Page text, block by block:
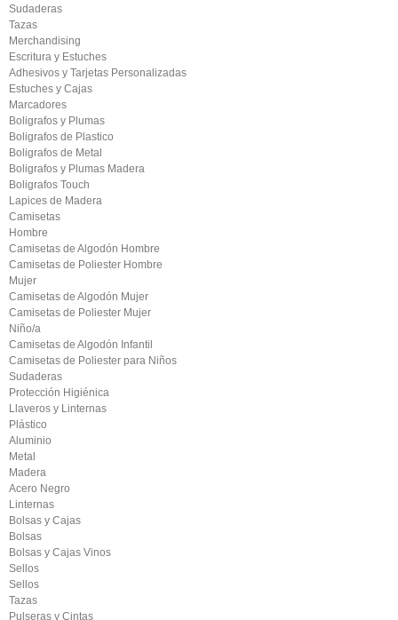
Sudaderas
Tazas
Merchandising
Escritura y Estuches
Adhesivos y Tarjetas Personalizadas
Estuches y Cajas
Marcadores
Boligrafos y Plumas
Boligrafos de Plastico
Boligrafos de Metal
Boligrafos y Plumas Madera
Boligrafos Touch
Lapices de Madera
Camisetas
Hombre
Camisetas de Algodón Hombre
Camisetas de Poliester Hombre
Mujer
Camisetas de Algodón Mujer
Camisetas de Poliester Mujer
Niño/a
Camisetas de Algodón Infantil
Camisetas de Poliester para Niños
Sudaderas
Protección Higiénica
Llaveros y Linternas
Plástico
Aluminio
Metal
Madera
Acero Negro
Linternas
Bolsas y Cajas
Bolsas
Bolsas y Cajas Vinos
Sellos
Sellos
Tazas
Pulseras y Cintas